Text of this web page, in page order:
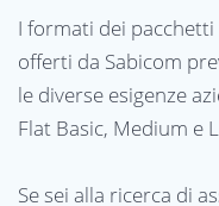
I formati dei
offerti da Sabicom
le diverse esigenze
Flat Basic, Medium e
Se sei alla ricerca di